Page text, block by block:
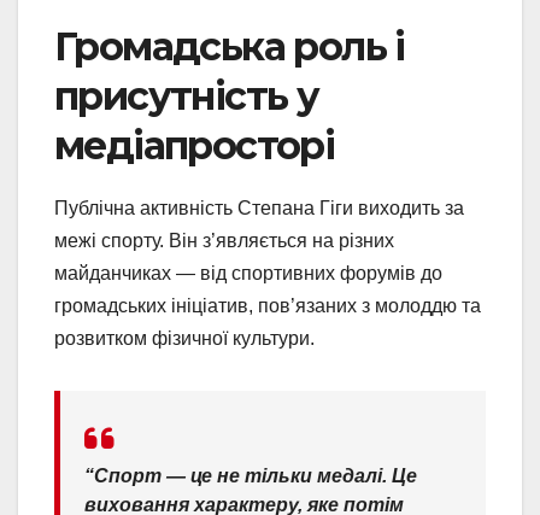
Громадська роль і
присутність у
медіапросторі
Публічна активність Степана Гіги виходить за
межі спорту. Він з’являється на різних
майданчиках — від спортивних форумів до
громадських ініціатив, пов’язаних з молоддю та
розвитком фізичної культури.
“Спорт — це не тільки медалі. Це
виховання характеру, яке потім